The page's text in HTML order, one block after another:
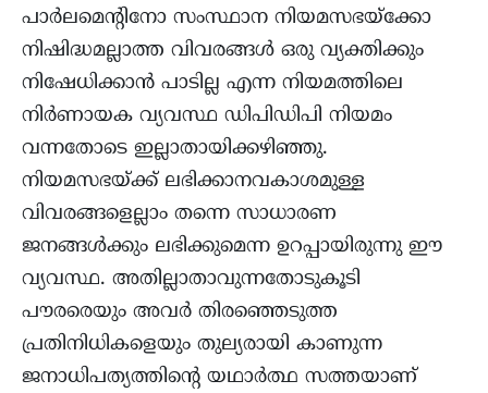
പാർലമെന്റിനോ സംസ്ഥാന നിയമസഭയ്‌ക്കോ
നിഷിദ്ധമല്ലാത്ത വിവരങ്ങൾ ഒരു വ്യക്തിക്കും
നിഷേധിക്കാൻ പാടില്ല എന്ന നിയമത്തിലെ
നിർണായക വ്യവസ്ഥ ഡിപിഡിപി നിയമം
വന്നതോടെ ഇല്ലാതായിക്കഴിഞ്ഞു.
നിയമസഭയ്ക്ക് ലഭിക്കാനവകാശമുള്ള
വിവരങ്ങളെല്ലാം തന്നെ സാധാരണ
ജനങ്ങൾക്കും ലഭിക്കുമെന്ന ഉറപ്പായിരുന്നു ഈ
വ്യവസ്ഥ. അതില്ലാതാവുന്നതോടുകൂടി
പൗരരെയും അവർ തിരഞ്ഞെടുത്ത
പ്രതിനിധികളെയും തുല്യരായി കാണുന്ന
ജനാധിപത്യത്തിൻ്റെ യഥാർത്ഥ സത്തയാണ്